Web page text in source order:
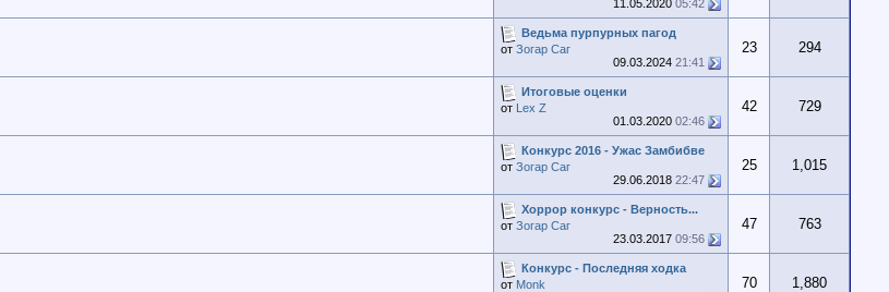
11.05.2020 05:42
Ведьма пурпурных пагод
от Зогар Саг
09.03.2024 21:41
23 294
Итоговые оценки
от Lex Z
01.03.2020 02:46
42 729
Конкурс 2016 - Ужас Замбибве
от Зогар Саг
29.06.2018 22:47
25 1,015
Хоррор конкурс - Верность...
от Зогар Саг
23.03.2017 09:56
47 763
Конкурс - Последняя ходка
от Monk
70 1,880